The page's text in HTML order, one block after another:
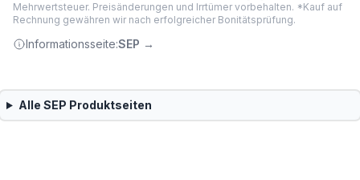
Mehrwertsteuer. Preisänderungen und Irrtümer vorbehalten. *Kauf auf
Rechnung gewähren wir nach erfolgreicher Bonitätsprüfung.
Informationsseite:SEP →
Alle SEP Produktseiten